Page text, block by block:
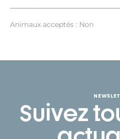
Animaux acceptés : Non
Suivez